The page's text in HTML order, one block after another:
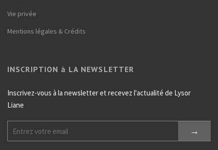
Vie privée
Mentions légales & Crédits
INSCRIPTION à LA NEWSLETTER
Inscrivez-vous à la newsletter et recevez l'actualité de Lysor
Liane